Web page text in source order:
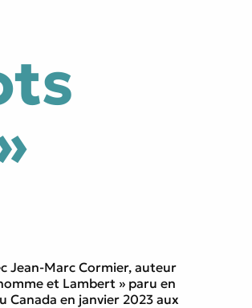
Jean-Marc Cormier, auteur
et Lambert » paru en
Canada en janvier 2023 aux